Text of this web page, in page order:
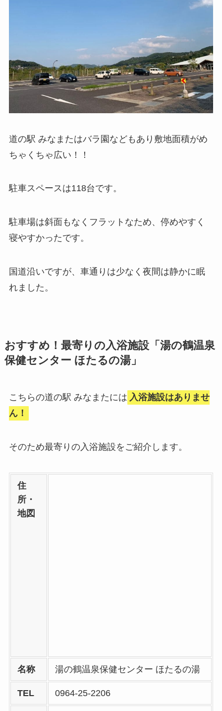
道の駅 みなまたはバラ園などもあり敷地面積がめ
ちゃくちゃ広い！！
駐車スペースは118台です。
駐車場は斜面もなくフラットなため、停めやすく
寝やすかったです。
国道沿いですが、車通りは少なく夜間は静かに眠
れました。
おすすめ！最寄りの入浴施設「湯の鶴温泉
保健センター ほたるの湯」
こちらの道の駅 みなまたには 入浴施設はありませ
ん！
そのため最寄りの入浴施設をご紹介します。
住
所・
地図
名称 湯の鶴温泉保健センター ほたるの湯
TEL 0964-25-2206